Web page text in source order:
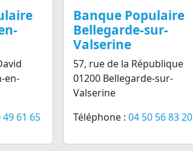
en-
49 61 65
Banque Populaire
Bellegarde-sur-
Valserine
57, rue de la République
01200 Bellegarde-sur-
Valserine
Téléphone : 04 50 56 83 20